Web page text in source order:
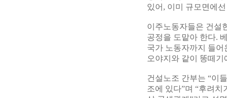
있어, 이미 규모면에
이주노동자들은 건설
공정을 도맡아 한다.
국가 노동자까지 들
오야지와 같이 똥떼기
건설노조 간부는 “이
조에 있다”며 “후려